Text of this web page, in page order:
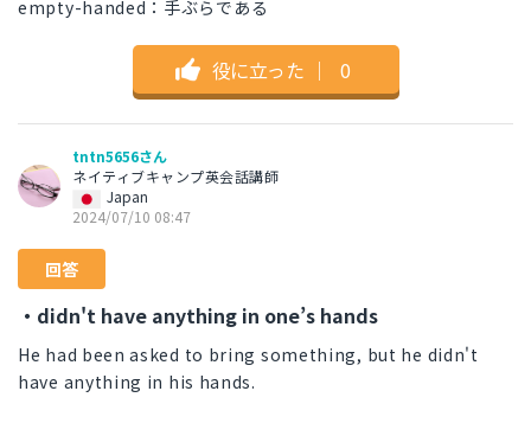
empty-handed：手ぶらである
役に立った ｜ 0
tntn5656さん
ネイティブキャンプ英会話講師
Japan
2024/07/10 08:47
回答
・didn't have anything in one’s hands
He had been asked to bring something, but he didn't
have anything in his hands.